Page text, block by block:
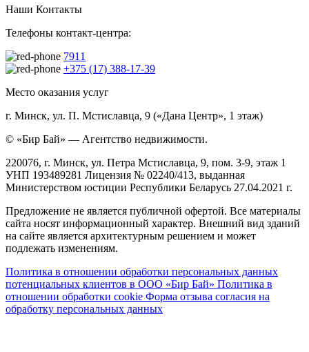
Наши Контакты
Телефоны контакт-центра:
7911
+375 (17) 388-17-39
Место оказания услуг
г. Минск, ул. П. Мстиславца, 9 («Дана Центр», 1 этаж)
© «Бир Бай» — Агентство недвижимости.
220076, г. Минск, ул. Петра Мстиславца, 9, пом. 3-9, этаж 1
УНП 193489281 Лицензия № 02240/413, выданная
Министерством юстиции Республики Беларусь 27.04.2021 г.
Предложение не является публичной офертой. Все материалы
сайта носят информационный характер. Внешний вид зданий
на сайте является архитектурным решением и может
подлежать изменениям.
Политика в отношении обработки персональных данных
потенциальных клиентов в ООО «Бир Бай» Политика в
отношении обработки cookie Форма отзыва согласия на
обработку персональных данных